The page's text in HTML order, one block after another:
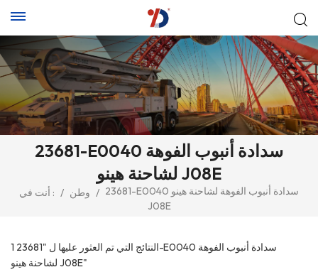
23681-E0040 سدادة أنبوب الفوهة
لشاحنة هينو J08E
أنت في : / وطن / 23681-E0040 سدادة أنبوب الفوهة لشاحنة هينو
J08E
1 النتائج التي تم العثور عليها ل "23681-E0040 سدادة أنبوب الفوهة
لشاحنة هينو J08E"